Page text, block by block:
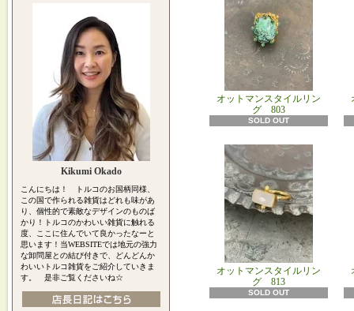
Kikumi Okado
こんにちは！ トルコのお国柄同様、
この国で作られる雑貨はどれも味があ
り、個性的で素敵なデザインのものば
かり！トルコのかわいい雑貨に触れる
度、ここに住んでいて良かったなーと
思います！当WEBSITEでは地元の強力
な卸問屋との結び付きで、どんどんか
わいいトルコ雑貨をご紹介していきま
す。 是非ご覧くださいね☆
オットマンスタイルリン
グ 803
SOLD OUT
オットマンスタイルリン
グ 813
SOLD OUT